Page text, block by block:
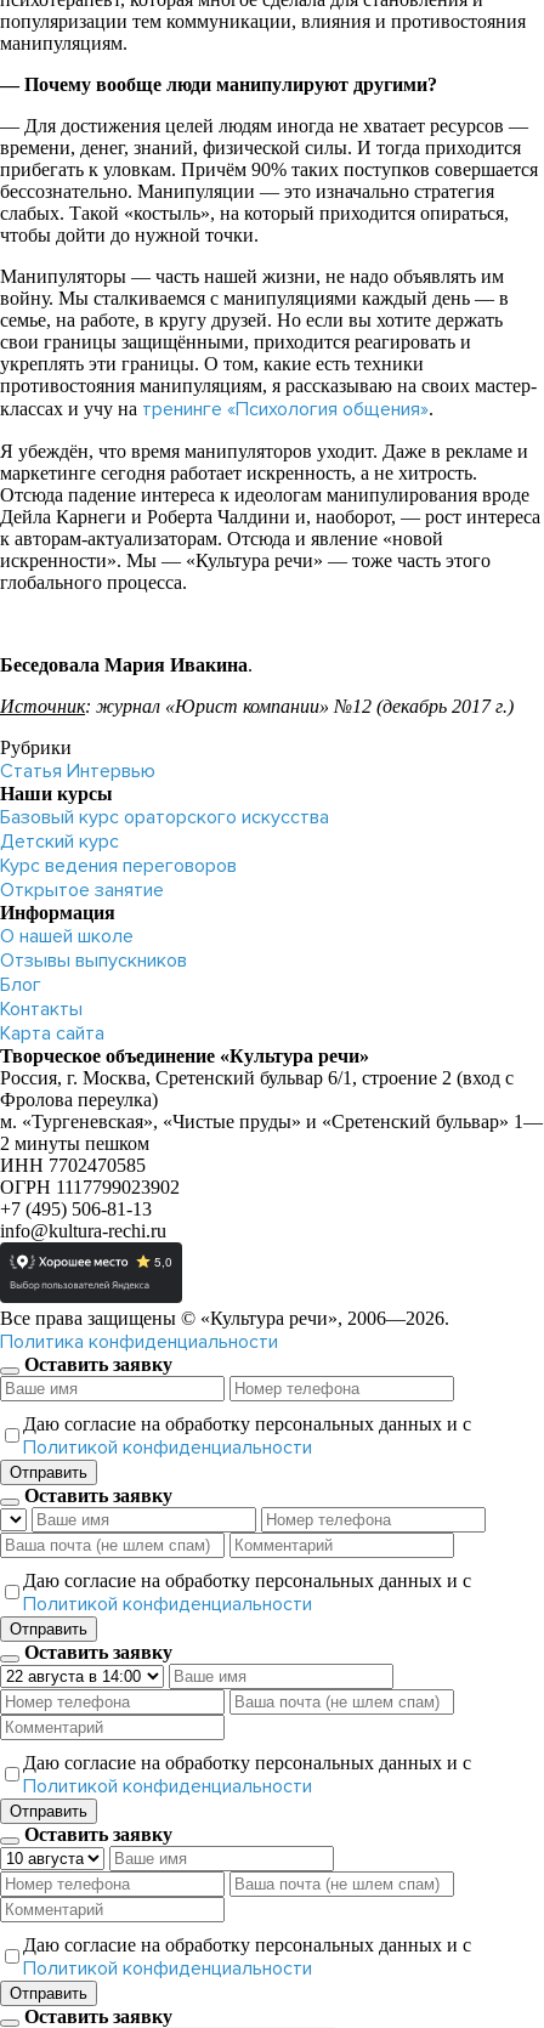
популяризации тем коммуникации, влияния и противостояния
манипуляциям.
— Почему вообще люди манипулируют другими?
— Для достижения целей людям иногда не хватает ресурсов —
времени, денег, знаний, физической силы. И тогда приходится
прибегать к уловкам. Причём 90% таких поступков совершается
бессознательно. Манипуляции — это изначально стратегия
слабых. Такой «костыль», на который приходится опираться,
чтобы дойти до нужной точки.
Манипуляторы — часть нашей жизни, не надо объявлять им
войну. Мы сталкиваемся с манипуляциями каждый день — в
семье, на работе, в кругу друзей. Но если вы хотите держать
свои границы защищёнными, приходится реагировать и
укреплять эти границы. О том, какие есть техники
противостояния манипуляциям, я рассказываю на своих мастер-
классах и учу на тренинге «Психология общения».
Я убеждён, что время манипуляторов уходит. Даже в рекламе и
маркетинге сегодня работает искренность, а не хитрость.
Отсюда падение интереса к идеологам манипулирования вроде
Дейла Карнеги и Роберта Чалдини и, наоборот, — рост интереса
к авторам-актуализаторам. Отсюда и явление «новой
искренности». Мы — «Культура речи» — тоже часть этого
глобального процесса.
Беседовала Мария Ивакина.
Источник: журнал «Юрист компании» №12 (декабрь 2017 г.)
Рубрики
Статья Интервью
Наши курсы
Базовый курс ораторского искусства
Детский курс
Курс ведения переговоров
Открытое занятие
Информация
О нашей школе
Отзывы выпускников
Блог
Контакты
Карта сайта
Творческое объединение «Культура речи»
Россия, г. Москва, Сретенский бульвар 6/1, строение 2 (вход с
Фролова переулка)
м. «Тургеневская», «Чистые пруды» и «Сретенский бульвар» 1—
2 минуты пешком
ИНН 7702470585
ОГРН 1117799023902
+7 (495) 506-81-13
info@kultura-rechi.ru
Все права защищены © «Культура речи», 2006—2026.
Политика конфиденциальности
Оставить заявку
Даю согласие на обработку персональных данных и с
Политикой конфиденциальности
Отправить
Оставить заявку
Даю согласие на обработку персональных данных и с
Политикой конфиденциальности
Отправить
Оставить заявку
Даю согласие на обработку персональных данных и с
Политикой конфиденциальности
Отправить
Оставить заявку
Даю согласие на обработку персональных данных и с
Политикой конфиденциальности
Отправить
Оставить заявку